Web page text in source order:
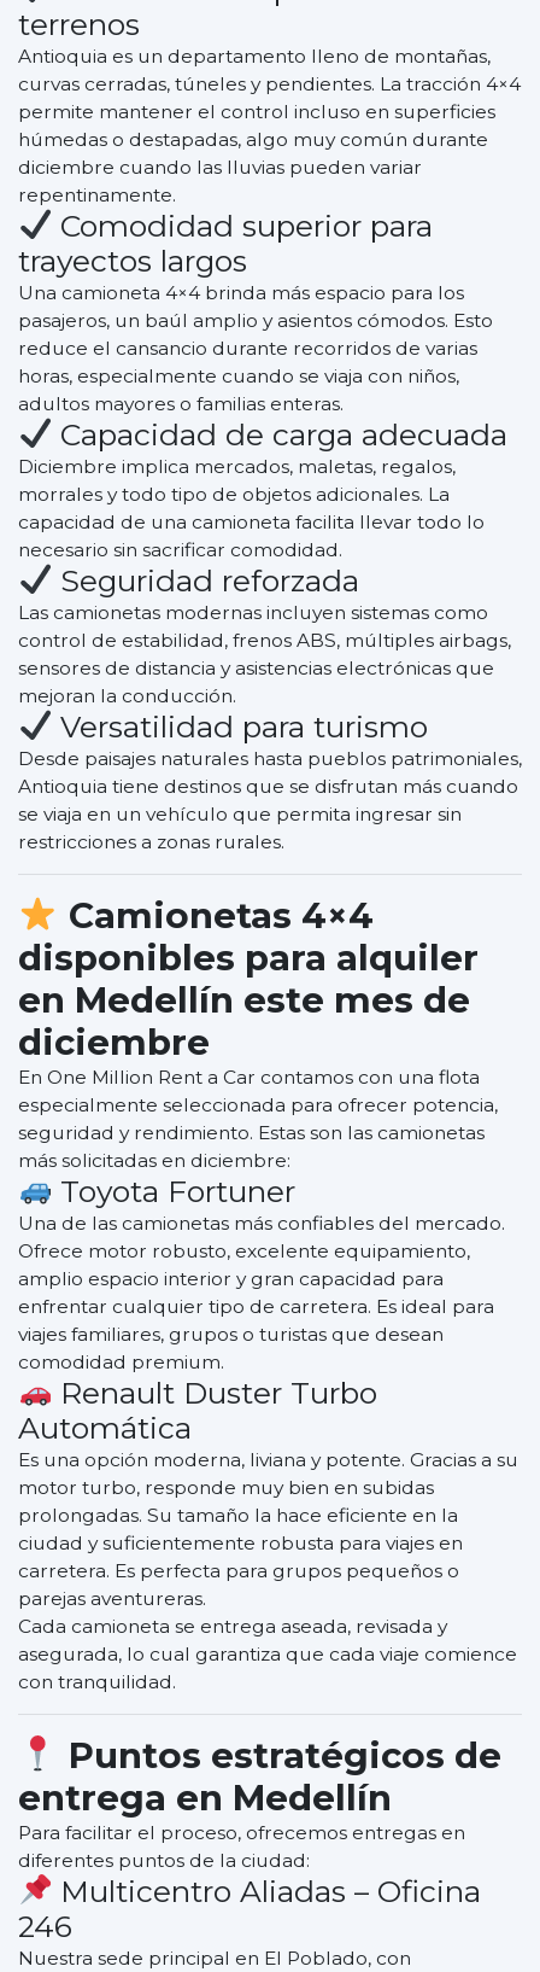
terrenos
Antioquia es un departamento lleno de montañas,
curvas cerradas, túneles y pendientes. La tracción 4×4
permite mantener el control incluso en superficies
húmedas o destapadas, algo muy común durante
diciembre cuando las lluvias pueden variar
repentinamente.
Comodidad superior para
trayectos largos
Una camioneta 4×4 brinda más espacio para los
pasajeros, un baúl amplio y asientos cómodos. Esto
reduce el cansancio durante recorridos de varias
horas, especialmente cuando se viaja con niños,
adultos mayores o familias enteras.
Capacidad de carga adecuada
Diciembre implica mercados, maletas, regalos,
morrales y todo tipo de objetos adicionales. La
capacidad de una camioneta facilita llevar todo lo
necesario sin sacrificar comodidad.
Seguridad reforzada
Las camionetas modernas incluyen sistemas como
control de estabilidad, frenos ABS, múltiples airbags,
sensores de distancia y asistencias electrónicas que
mejoran la conducción.
Versatilidad para turismo
Desde paisajes naturales hasta pueblos patrimoniales,
Antioquia tiene destinos que se disfrutan más cuando
se viaja en un vehículo que permita ingresar sin
restricciones a zonas rurales.
Camionetas 4×4
disponibles para alquiler
en Medellín este mes de
diciembre
En One Million Rent a Car contamos con una flota
especialmente seleccionada para ofrecer potencia,
seguridad y rendimiento. Estas son las camionetas
más solicitadas en diciembre:
Toyota Fortuner
Una de las camionetas más confiables del mercado.
Ofrece motor robusto, excelente equipamiento,
amplio espacio interior y gran capacidad para
enfrentar cualquier tipo de carretera. Es ideal para
viajes familiares, grupos o turistas que desean
comodidad premium.
Renault Duster Turbo
Automática
Es una opción moderna, liviana y potente. Gracias a su
motor turbo, responde muy bien en subidas
prolongadas. Su tamaño la hace eficiente en la
ciudad y suficientemente robusta para viajes en
carretera. Es perfecta para grupos pequeños o
parejas aventureras.
Cada camioneta se entrega aseada, revisada y
asegurada, lo cual garantiza que cada viaje comience
con tranquilidad.
Puntos estratégicos de
entrega en Medellín
Para facilitar el proceso, ofrecemos entregas en
diferentes puntos de la ciudad:
Multicentro Aliadas – Oficina
246
Nuestra sede principal en El Poblado, con